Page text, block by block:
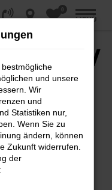
0
MENÜ
/
FÜR
und unsere
Wir
und
Statistiken nur,
Wenn Sie zu
ändern, können
Zukunft widerrufen.
der